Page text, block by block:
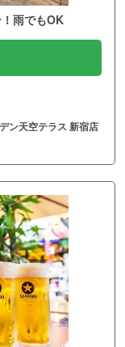
雨でもOK
ン天空テラス 新宿店